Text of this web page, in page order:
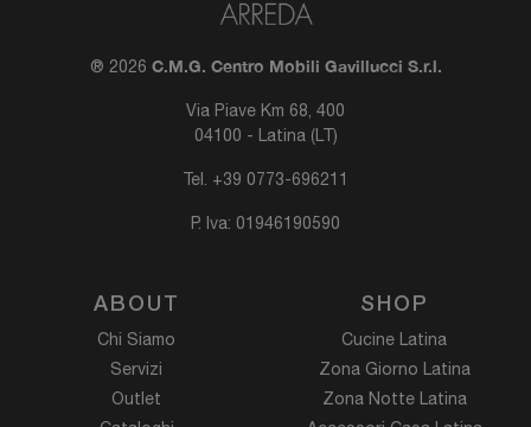
® 2026 C.M.G. Centro Mobili Gavillucci S.r.l.
Via Piave Km 68, 400
04100 - Latina (LT)
Tel. +39 0773-696211
P. Iva: 01946190590
ABOUT
Chi Siamo
Servizi
Outlet
SHOP
Cucine Latina
Zona Giorno Latina
Zona Notte Latina